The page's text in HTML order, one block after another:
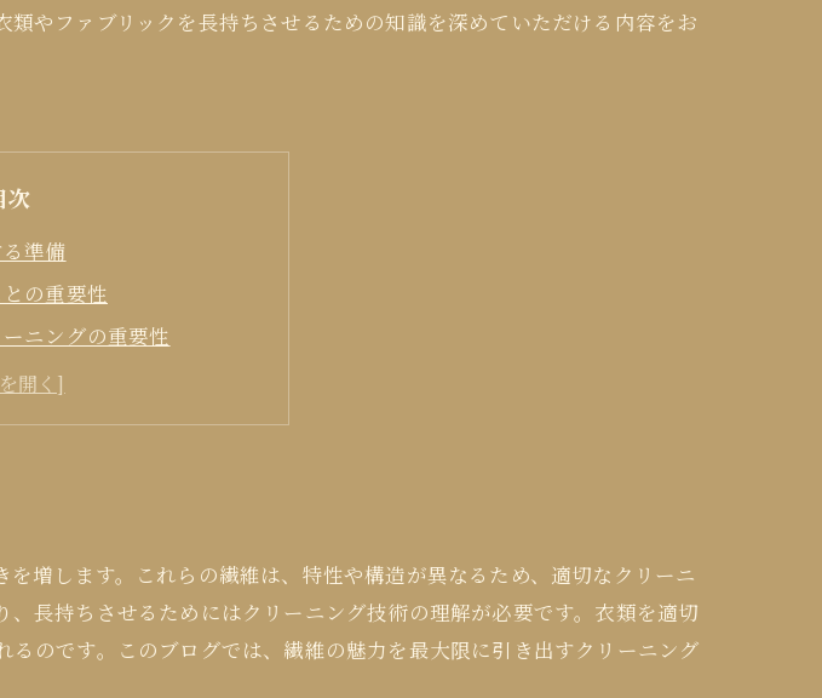
やファブリックを長持ちさせるための知識を深めていただける内容をお
次
準備
の重要性
ニングの重要性
増します。これらの繊維は、特性や構造が異なるため、適切なクリーニ
長持ちさせるためにはクリーニング技術の理解が必要です。衣類を適切
のです。このブログでは、繊維の魅力を最大限に引き出すクリーニング